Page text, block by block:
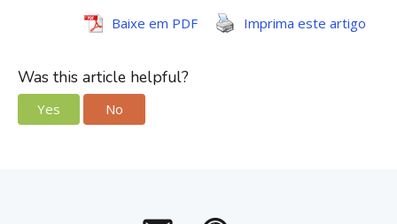
Baixe em PDF Imprima este artigo
Was this article helpful?
Yes No